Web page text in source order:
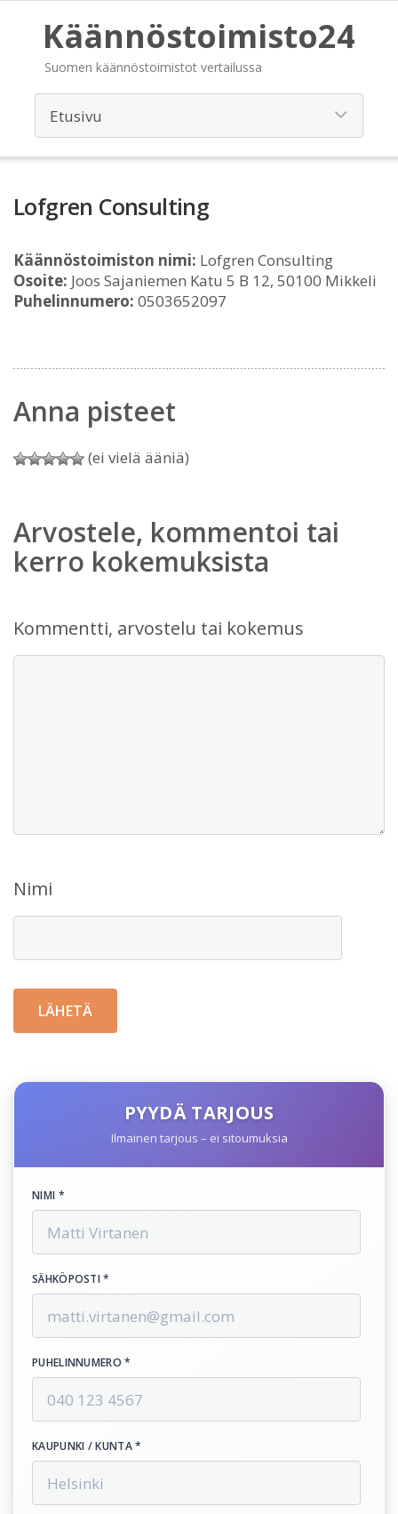
Käännöstoimisto24
Suomen käännöstoimistot vertailussa
Lofgren Consulting
Käännöstoimiston nimi: Lofgren Consulting
Osoite: Joos Sajaniemen Katu 5 B 12, 50100 Mikkeli
Puhelinnumero: 0503652097
Anna pisteet
(ei vielä ääniä)
Arvostele, kommentoi tai
kerro kokemuksista
Kommentti, arvostelu tai kokemus
Nimi
PYYDÄ TARJOUS
Ilmainen tarjous – ei sitoumuksia
NIMI *
SÄHKÖPOSTI *
PUHELINNUMERO *
KAUPUNKI / KUNTA *